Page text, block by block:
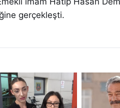
gerçekleşti.